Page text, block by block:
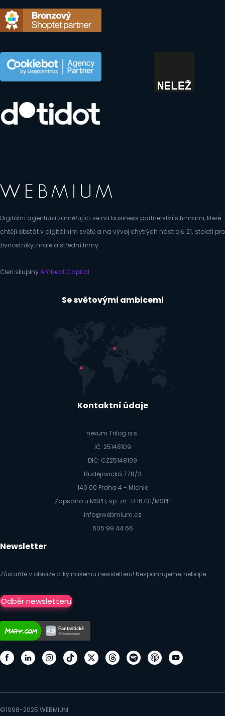
Digitální agentura zaměřující se na business partnerství s firmami, které
chtějí obstát v digitálním světě a na vývoj chytrých nástrojů 21. století pro
živnostníky, malé a střední firmy.
Člen skupinyAmbeat Capital
Se světovými ambicemi
Kontaktní údaje
nexum Trilog a.s.
IČ: 25148109
DIČ: CZ25148109
Budějovická 778/3
140 00 Praha 4 - Michle
Zapsáno u MSPH; sp. zn.: B 16731/MSPH
info@webmium.cz
605 99 44 66
Newsletter
Zůstaňte v obraze díky našemu newsletteru! Nespamujeme, nebojte.
Odběr newsletteru
©1998-2025 WEBMIUM